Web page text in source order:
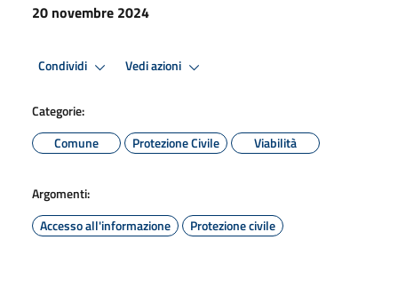
20 novembre 2024
Condividi Vedi azioni
Categorie:
Comune
Protezione Civile Viabilità
Argomenti:
Accesso all'informazione
Protezione civile